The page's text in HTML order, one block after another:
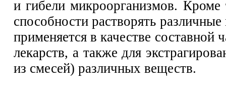
и гибели микроорганизмов. Кроме
способности растворять
применяется в качестве составной
лекарств, а также для
из смесей) различных веществ.